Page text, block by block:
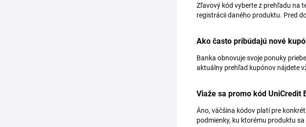
Zľavový kód vyberte z prehľadu na
registrácii daného produktu. Pred
Ako často pribúdajú nové
Banka obnovuje svoje ponuky
aktuálny prehľad kupónov nájdete
Viaže sa promo kód UniCredit
Áno, väčšina kódov platí pre
podmienky, ku ktorému produktu